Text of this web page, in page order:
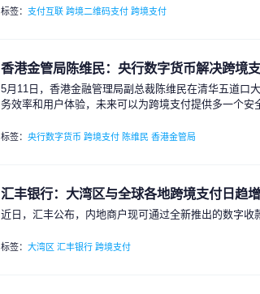
标签：支付互联 跨境二维码支付 跨境支付
香港金管局陈维民：央行数字货币解决跨境
5月11日，香港金融管理局副总裁陈维民在清华五道口
务效率和用户体验，未来可以为跨境支付提供多一个安
标签：央行数字货币 跨境支付 陈维民 香港金管局
汇丰银行：大湾区与全球各地跨境支付日趋
近日，汇丰公布，内地商户现可通过全新推出的数字收
标签：大湾区 汇丰银行 跨境支付